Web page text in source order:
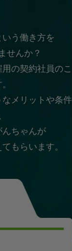
う働き方を
せんか？
の契約社員のこ
メリットや条件
ちゃんが
もらいます。